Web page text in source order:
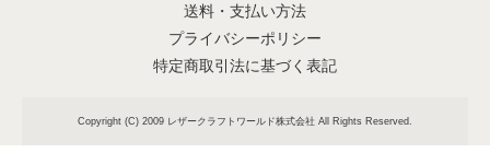
送料・支払い方法
プライバシーポリシー
特定商取引法に基づく表記
Copyright (C) 2009 レザークラフトワールド株式会社 All Rights Reserved.